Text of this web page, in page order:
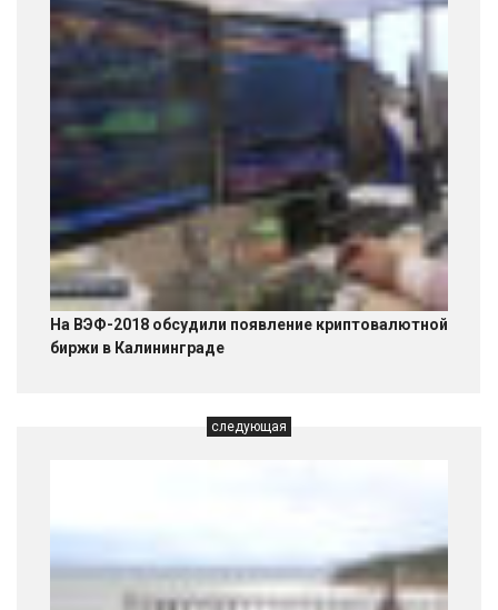
На ВЭФ-2018 обсудили появление криптовалютной
биржи в Калининграде
следующая